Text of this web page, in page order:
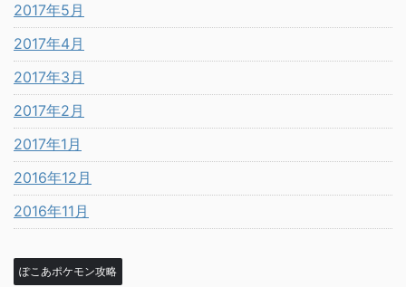
2017年5月
2017年4月
2017年3月
2017年2月
2017年1月
2016年12月
2016年11月
ぽこあポケモン攻略